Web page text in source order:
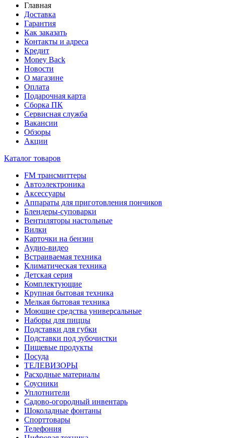
Главная
Доставка
Гарантия
Как заказать
Контакты и адреса
Кредит
Money Back
Новости
О магазине
Оплата
Подарочная карта
Сборка ПК
Сервисная служба
Вакансии
Обзоры
Акции
Каталог товаров
FM трансмиттеры
Автоэлектроника
Аксессуары
Аппараты для приготовления пончиков
Блендеры-суповарки
Вентиляторы настольные
Вилки
Карточки на бензин
Аудио-видео
Встраиваемая техника
Климатическая техника
Детская серия
Комплектующие
Крупная бытовая техника
Мелкая бытовая техника
Моющие средства универсальные
Наборы для пиццы
Подставки для губки
Подставки под зубочистки
Пищевые продукты
Посуда
ТЕЛЕВИЗОРЫ
Расходные материалы
Соусники
Уплотнители
Садово-огородный инвентарь
Шоколадные фонтаны
Спорттовары
Телефония